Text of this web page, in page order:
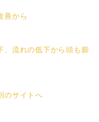
善から
、流れの低下から頭も膨
のサイトへ